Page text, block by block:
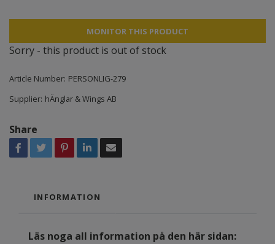
MONITOR THIS PRODUCT
Sorry - this product is out of stock
Article Number: PERSONLIG-279
Supplier: hÄnglar & Wings AB
Share
INFORMATION
Läs noga all information på den här sidan: